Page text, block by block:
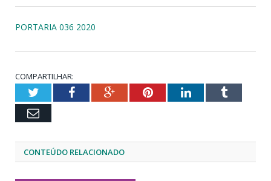
PORTARIA 036 2020
COMPARTILHAR:
TwitterFacebookGoogle+PinterestLinkedInTumblr
Email
CONTEÚDO RELACIONADO